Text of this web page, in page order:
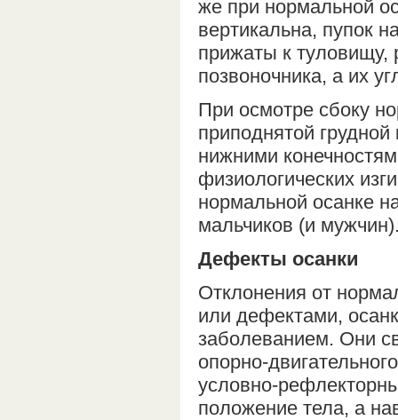
же при нормальной
вертикальна, пупок
прижаты к туловищу,
позвоночника, а их
При осмотре сбоку
приподнятой
нижними
физиологических
нормальной осанке
мальчиков (и
Дефекты осанки
Отклонения от
или дефектами,
заболеванием. Они
опорно-
условно-
положение тела, а